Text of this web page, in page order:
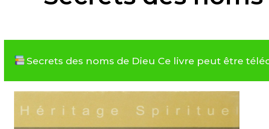
Secrets des noms de Dieu Ce livre peut être